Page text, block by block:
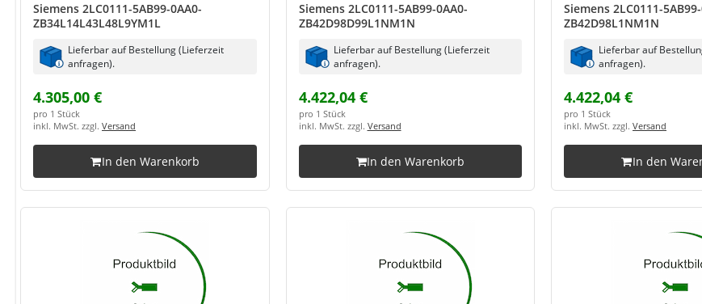
Siemens 2LC0111-5AB99-0AA0-
ZB34L14L43L48L9YM1L
Lieferbar auf Bestellung (Lieferzeit
anfragen).
4.305,00 €
pro 1 Stück
inkl. MwSt. zzgl. Versand
In den Warenkorb
Siemens 2LC0111-5AB99-0AA0-
ZB42D98D99L1NM1N
Lieferbar auf Bestellung (Lieferzeit
anfragen).
4.422,04 €
pro 1 Stück
inkl. MwSt. zzgl. Versand
In den Warenkorb
Siemens 2LC0111-
ZB42D98L1NM1N
Lieferbar auf
anfragen).
4.422,04 €
pro 1 Stück
inkl. MwSt. zzgl. Versand
In den